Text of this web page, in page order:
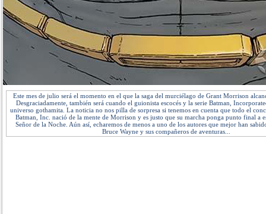
Este mes de julio será el momento en el que la saga del murciélago de Grant Morrison
Desgraciadamente, también será cuando el guionista escocés y la serie Batman,
universo gothamita. La noticia no nos pilla de sorpresa si tenemos en cuenta que todo el
Batman, Inc. nació de la mente de Morrison y es justo que su marcha ponga punto final a
Señor de la Noche. Aún así, echaremos de menos a uno de los autores que mejor han
Bruce Wayne y sus compañeros de aventuras...